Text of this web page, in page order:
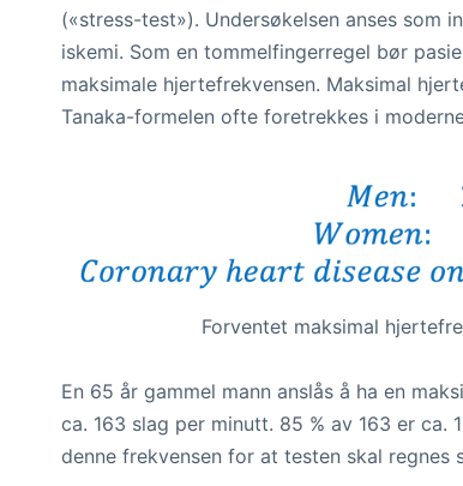
(«stress-test»). Undersøkelsen anses som
iskemi. Som en tommelfingerregel bør
maksimale hjertefrekvensen. Maksimal
Tanaka-formelen ofte foretrekkes i
Forventet maksimal
En 65 år gammel mann anslås å ha en
ca. 163 slag per minutt. 85 % av 163 er ca.
denne frekvensen for at testen skal